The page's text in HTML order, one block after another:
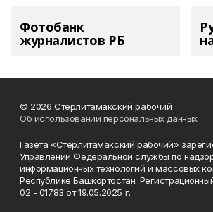
Фотобанк
журналистов РБ
© 2026 Стерлитамакский рабочий
Об использовании персональных данных
Газета «Стерлитамакский рабочий»
Управлении Федеральной службы по
информационных технологий и массовых
Республике Башкортостан.
02 - 01783 от 19.05.2025 г.